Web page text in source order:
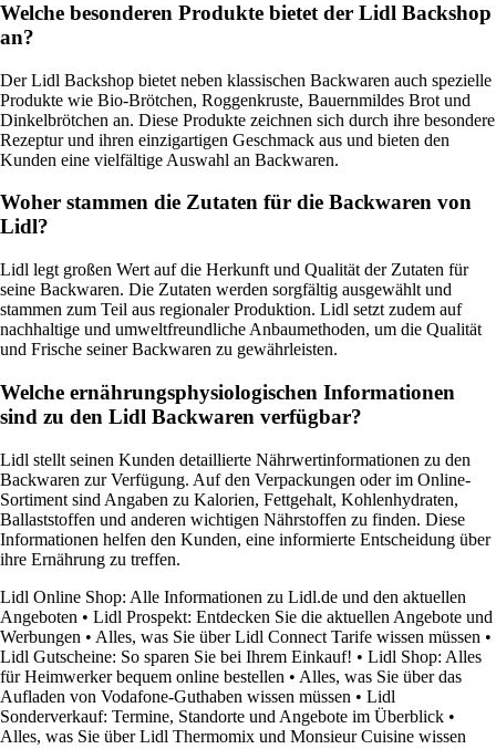
Welche besonderen Produkte bietet der Lidl Backshop
an?
Der Lidl Backshop bietet neben klassischen Backwaren auch spezielle
Produkte wie Bio-Brötchen, Roggenkruste, Bauernmildes Brot und
Dinkelbrötchen an. Diese Produkte zeichnen sich durch ihre besondere
Rezeptur und ihren einzigartigen Geschmack aus und bieten den
Kunden eine vielfältige Auswahl an Backwaren.
Woher stammen die Zutaten für die Backwaren von
Lidl?
Lidl legt großen Wert auf die Herkunft und Qualität der Zutaten für
seine Backwaren. Die Zutaten werden sorgfältig ausgewählt und
stammen zum Teil aus regionaler Produktion. Lidl setzt zudem auf
nachhaltige und umweltfreundliche Anbaumethoden, um die Qualität
und Frische seiner Backwaren zu gewährleisten.
Welche ernährungsphysiologischen Informationen
sind zu den Lidl Backwaren verfügbar?
Lidl stellt seinen Kunden detaillierte Nährwertinformationen zu den
Backwaren zur Verfügung. Auf den Verpackungen oder im Online-
Sortiment sind Angaben zu Kalorien, Fettgehalt, Kohlenhydraten,
Ballaststoffen und anderen wichtigen Nährstoffen zu finden. Diese
Informationen helfen den Kunden, eine informierte Entscheidung über
ihre Ernährung zu treffen.
Lidl Online Shop: Alle Informationen zu Lidl.de und den aktuellen
Angeboten • Lidl Prospekt: Entdecken Sie die aktuellen Angebote und
Werbungen • Alles, was Sie über Lidl Connect Tarife wissen müssen •
Lidl Gutscheine: So sparen Sie bei Ihrem Einkauf! • Lidl Shop: Alles
für Heimwerker bequem online bestellen • Alles, was Sie über das
Aufladen von Vodafone-Guthaben wissen müssen • Lidl
Sonderverkauf: Termine, Standorte und Angebote im Überblick •
Alles, was Sie über Lidl Thermomix und Monsieur Cuisine wissen